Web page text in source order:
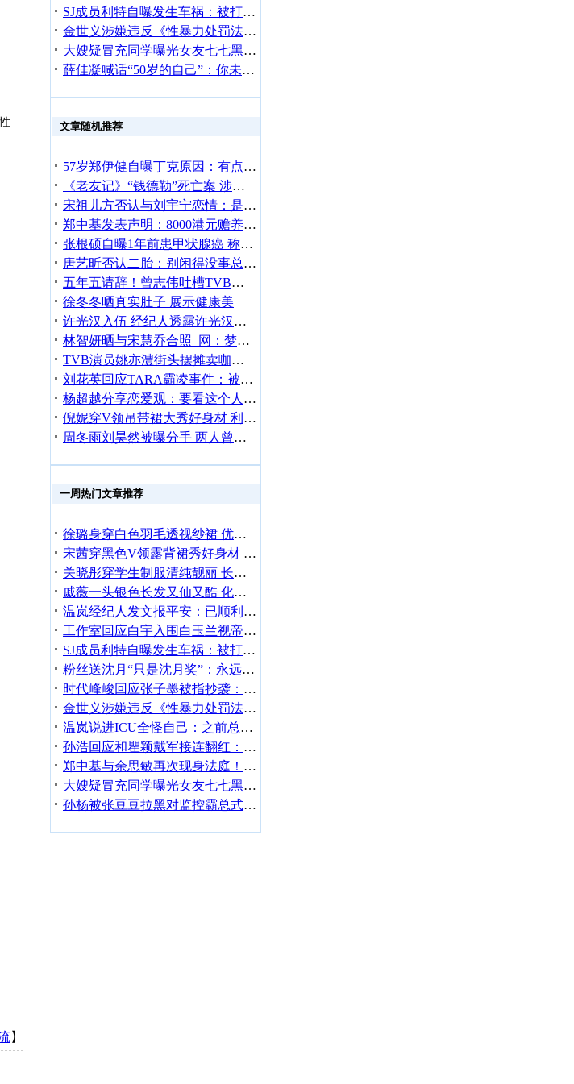
】
SJ成员利特自曝发生车祸：被打瞌睡司机追尾全身疼
金世义涉嫌违反《性暴力处罚法》被拘捕 本人回应
大嫂疑冒充同学曝光女友七七黑料 林俊杰已删合照
薛佳凝喊话“50岁的自己”：你未必比青春逊色
文章随机推荐
57岁郑伊健自曝丁克原因：有点害怕生小孩
《老友记》“钱德勒”死亡案 涉事医生同意认罪
宋祖儿方否认与刘宇宁恋情：是朋友也是合作伙伴
郑中基发表声明：8000港元赡养费与事实严重不符
张根硕自曝1年前患甲状腺癌 称当时真的很害怕
唐艺昕否认二胎：别闲得没事总盯着肚子看
五年五请辞！曾志伟吐槽TVB总经理：吃力不讨好
徐冬冬晒真实肚子 展示健康美
许光汉入伍 经纪人透露许光汉明年回归
林智妍晒与宋慧乔合照 网：梦回《黑暗荣耀》
TVB演员姚亦澧街头摆摊卖咖啡 曾出演《使徒行者》等
刘花英回应TARA霸凌事件：被排挤殴打
杨超越分享恋爱观：要看这个人本身有多好
倪妮穿V领吊带裙大秀好身材 利落短发造型又美又飒
周冬雨刘昊然被曝分手 两人曾合作《燃冬》等
一周热门文章推荐
徐璐身穿白色羽毛透视纱裙 优雅性感气质十足
宋茜穿黑色V领露背裙秀好身材 短发造型时髦靓丽
关晓彤穿学生制服清纯靓丽 长发被风吹起肆意自在
戚薇一头银色长发又仙又酷 化身人鱼公主美丽神秘
温岚经纪人发文报平安：已顺利转至一般病房
工作室回应白宇入围白玉兰视帝：心怀赤诚
SJ成员利特自曝发生车祸：被打瞌睡司机追尾全身疼
粉丝送沈月“只是沈月奖”：永远热烈，只做沈月
时代峰峻回应张子墨被指抄袭：不存在重复的情况
金世义涉嫌违反《性暴力处罚法》被拘捕 本人回应
温岚说进ICU全怪自己：之前总觉得身体不适是小事
孙浩回应和瞿颖戴军接连翻红：我们这几个人风水好
郑中基与余思敏再次现身法庭！二人离婚案仍未完结
大嫂疑冒充同学曝光女友七七黑料 林俊杰已删合照
孙杨被张豆豆拉黑对监控霸总式喊话：不加你就完了